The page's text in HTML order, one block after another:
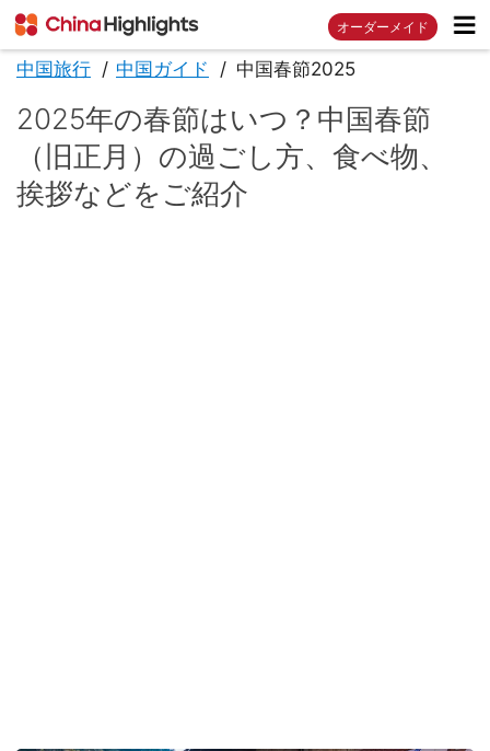
オーダーメイド
中国旅行 中国ガイド 中国春節2025
2025年の春節はいつ？中国春節
（旧正月）の過ごし方、食べ物、
挨拶などをご紹介